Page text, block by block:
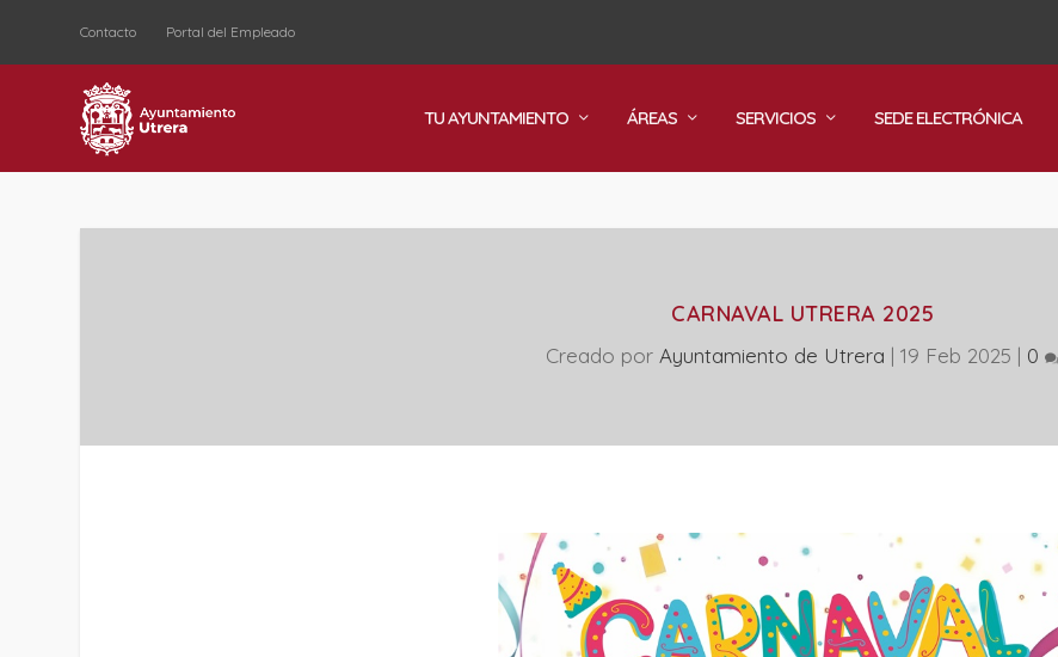
Contacto Portal del Empleado
TU AYUNTAMIENTO ÁREAS SERVICIOS SEDE ELECTRÓNICA
CARNAVAL UTRERA 2025
Creado por Ayuntamiento de Utrera | 19 Feb 2025 | 0